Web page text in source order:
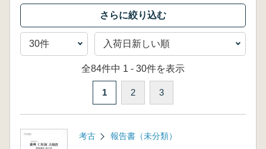
全84件中 1 - 30件を表示
1 2 3
考古 報告書（未分類）